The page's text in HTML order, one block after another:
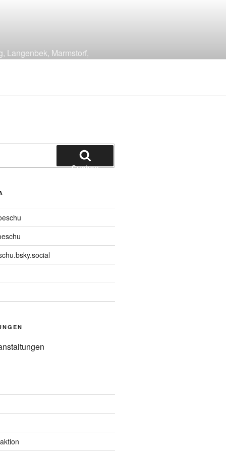
Langenbek, Marmstorf,
Suchen